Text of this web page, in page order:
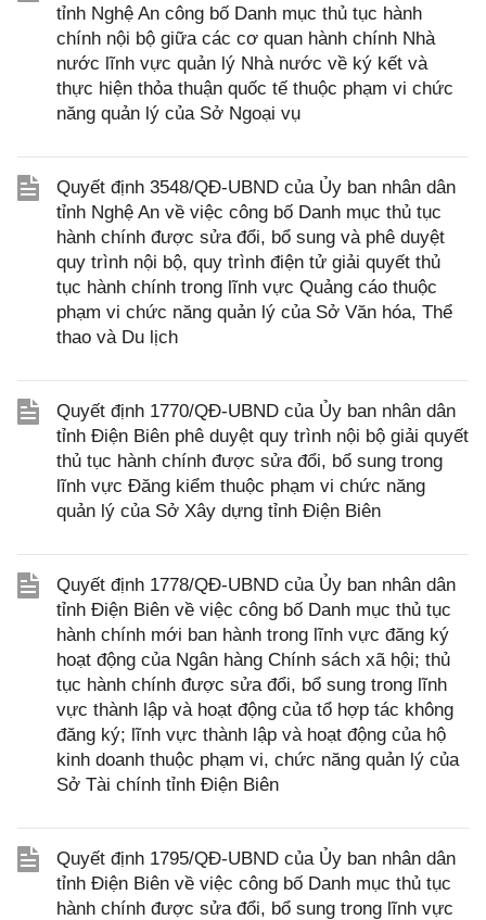
tỉnh Nghệ An công bố Danh mục thủ tục hành
chính nội bộ giữa các cơ quan hành chính Nhà
nước lĩnh vực quản lý Nhà nước về ký kết và
thực hiện thỏa thuận quốc tế thuộc phạm vi chức
năng quản lý của Sở Ngoại vụ
Quyết định 3548/QĐ-UBND của Ủy ban nhân dân
tỉnh Nghệ An về việc công bố Danh mục thủ tục
hành chính được sửa đổi, bổ sung và phê duyệt
quy trình nội bộ, quy trình điện tử giải quyết thủ
tục hành chính trong lĩnh vực Quảng cáo thuộc
phạm vi chức năng quản lý của Sở Văn hóa, Thể
thao và Du lịch
Quyết định 1770/QĐ-UBND của Ủy ban nhân dân
tỉnh Điện Biên phê duyệt quy trình nội bộ giải quyết
thủ tục hành chính được sửa đổi, bổ sung trong
lĩnh vực Đăng kiểm thuộc phạm vi chức năng
quản lý của Sở Xây dựng tỉnh Điện Biên
Quyết định 1778/QĐ-UBND của Ủy ban nhân dân
tỉnh Điện Biên về việc công bố Danh mục thủ tục
hành chính mới ban hành trong lĩnh vực đăng ký
hoạt động của Ngân hàng Chính sách xã hội; thủ
tục hành chính được sửa đổi, bổ sung trong lĩnh
vực thành lập và hoạt động của tổ hợp tác không
đăng ký; lĩnh vực thành lập và hoạt động của hộ
kinh doanh thuộc phạm vi, chức năng quản lý của
Sở Tài chính tỉnh Điện Biên
Quyết định 1795/QĐ-UBND của Ủy ban nhân dân
tỉnh Điện Biên về việc công bố Danh mục thủ tục
hành chính được sửa đổi, bổ sung trong lĩnh vực